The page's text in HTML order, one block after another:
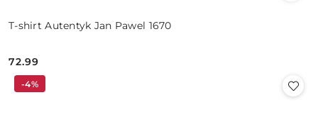
T-shirt Autentyk Jan Pawel 1670
Cena:
72.99
-4%